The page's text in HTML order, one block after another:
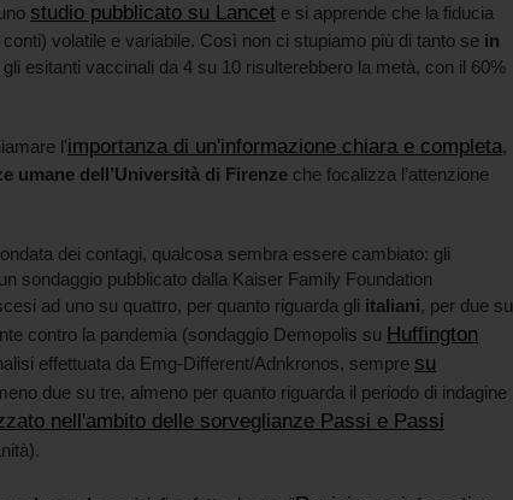
studio pubblicato su Lancet e si apprende che la fiducia
volatile e variabile. Così non ci stupiamo più di tanto se in
gli esitanti vaccinali da 4 su 10 risulterebbero la metà, con il 60%
l'importanza di un'informazione chiara e completa,
umane dell’Università di Firenze che focalizza l’attenzione
dei contagi, qualcosa sembra essere cambiato: gli
sondaggio pubblicato dalla Kaiser Family Foundation
ad uno su quattro, per quanto riguarda gli italiani, per due su
contro la pandemia (sondaggio Demopolis su Huffington
effettuata da Emg-Different/Adnkronos, sempre su
due su tre, almeno per quanto riguarda il periodo di indagine
nell'ambito delle sorveglianze Passi e Passi